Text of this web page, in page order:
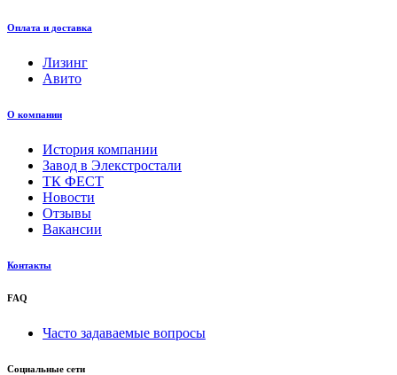
Оплата и доставка
Лизинг
Авито
О компании
История компании
Завод в Элекстростали
ТК ФЕСТ
Новости
Отзывы
Вакансии
Контакты
FAQ
Часто задаваемые вопросы
Социальные сети